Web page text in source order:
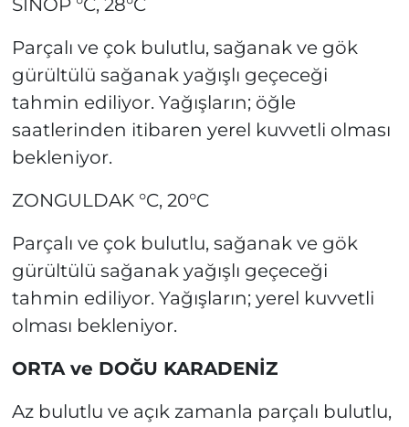
SİNOP °C, 28°C
Parçalı ve çok bulutlu, sağanak ve gök
gürültülü sağanak yağışlı geçeceği
tahmin ediliyor. Yağışların; öğle
saatlerinden itibaren yerel kuvvetli olması
bekleniyor.
ZONGULDAK °C, 20°C
Parçalı ve çok bulutlu, sağanak ve gök
gürültülü sağanak yağışlı geçeceği
tahmin ediliyor. Yağışların; yerel kuvvetli
olması bekleniyor.
ORTA ve DOĞU KARADENİZ
Az bulutlu ve açık zamanla parçalı bulutlu,